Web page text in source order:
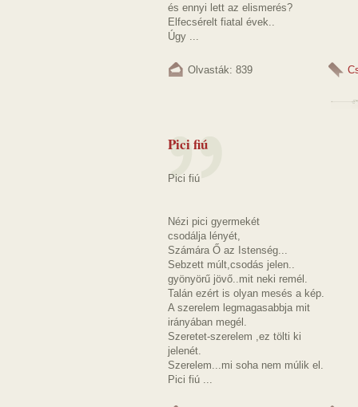
és ennyi lett az elismerés?
Elfecsérelt fiatal évek..
Úgy ...
Olvasták: 839
Pici fiú
Pici fiú
Nézi pici gyermekét
csodálja lényét,
Számára Ő az Istenség...
Sebzett múlt,csodás jelen..
gyönyörű jövő..mit neki remél.
Talán ezért is olyan mesés a kép.
A szerelem legmagasabbja mit
irányában megél.
Szeretet-szerelem ,ez tölti ki
jelenét.
Szerelem...mi soha nem múlik el.
Pici fiú ...